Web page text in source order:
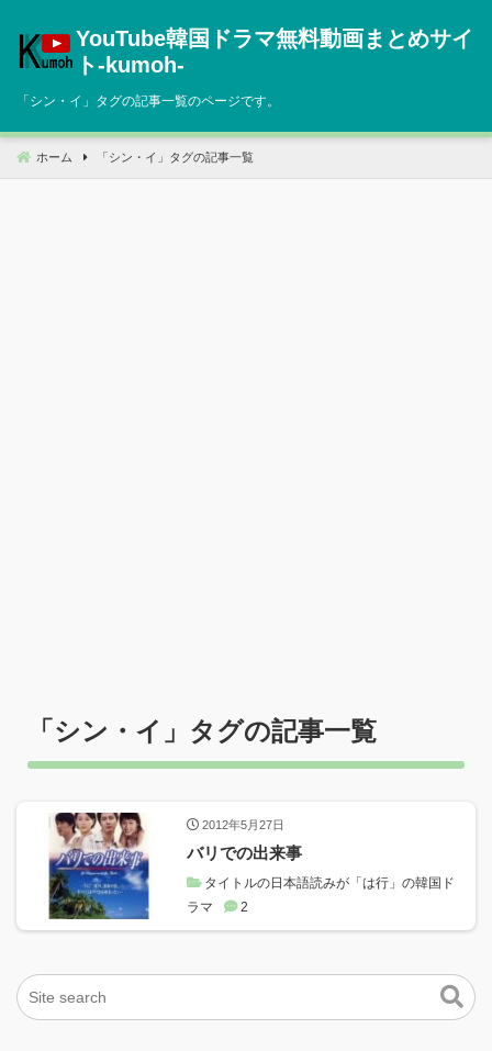
へ
動
YouTube韓国ドラマ無料動画まとめサイ
ト‐kumoh‐
「シン・イ 」タグの記事一覧のページです。
ホーム 「 シン・イ 」タグの記事一覧
「シン・イ 」タグの記事一覧
2012年5月27日
バリでの出来事
タイトルの日本語読みが「は行」の韓国ド
ラマ
2